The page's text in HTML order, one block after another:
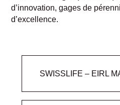
d’innovation, gages de
d’excellence.
SWISSLIFE – EIRL